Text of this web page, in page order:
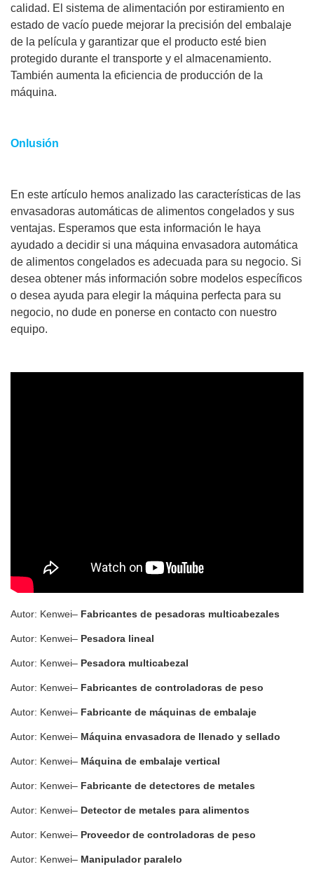
calidad. El sistema de alimentación por estiramiento en
estado de vacío puede mejorar la precisión del embalaje
de la película y garantizar que el producto esté bien
protegido durante el transporte y el almacenamiento.
También aumenta la eficiencia de producción de la
máquina.
Onlusión
En este artículo hemos analizado las características de las
envasadoras automáticas de alimentos congelados y sus
ventajas. Esperamos que esta información le haya
ayudado a decidir si una máquina envasadora automática
de alimentos congelados es adecuada para su negocio. Si
desea obtener más información sobre modelos específicos
o desea ayuda para elegir la máquina perfecta para su
negocio, no dude en ponerse en contacto con nuestro
equipo.
Autor: Kenwei– Fabricantes de pesadoras multicabezales
Autor: Kenwei– Pesadora lineal
Autor: Kenwei– Pesadora multicabezal
Autor: Kenwei– Fabricantes de controladoras de peso
Autor: Kenwei– Fabricante de máquinas de embalaje
Autor: Kenwei– Máquina envasadora de llenado y sellado
Autor: Kenwei– Máquina de embalaje vertical
Autor: Kenwei– Fabricante de detectores de metales
Autor: Kenwei– Detector de metales para alimentos
Autor: Kenwei– Proveedor de controladoras de peso
Autor: Kenwei– Manipulador paralelo